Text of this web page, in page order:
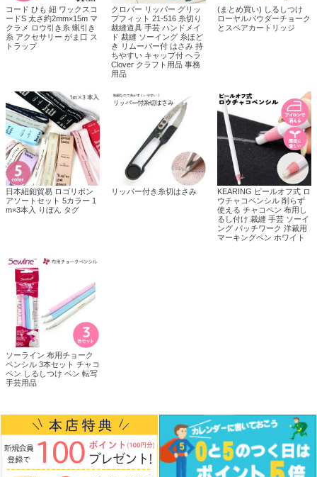
コード ひも 紐 ワックスコ
ードS 太さ約2mm×15m マ
クラメ ロウ引き糸 蝋引き
糸 アクセサリー がま口 ス
トラップ
クロバー リッパー グリッ
プフィット 21-516 糸切り
裁縫道具 手芸 ハンドメイ
ド 裁縫 ソーイング 糸ほど
き リムーバー付 はさみ 持
ちやすい キャップ付 ヘラ
Clover クラフト用品 事務
用品
(まとめ買い) しるしつけ
ローヤルパウダーチョーク
とスペアカートリッジ
日本紐釦貿易 ロゴリボン
アソートセット 5カラー 1
m×3本入 りぼん タグ
リッパー付き糸切はさみ
KEARING ピールオフ式 ロ
ウチャコペンシル 削らず
使える チャコペン 布用し
るし付け 裁縫 手芸 ソーイ
ング パッチワーク 洋裁用
マーキングペン ホワイト
ソーライン 布用チョーク
ペンシル 3本セット チャコ
ペン しるしつけ ペン 転写
手芸用品